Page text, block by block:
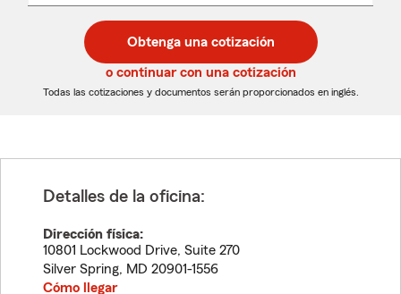
desplegable
de
5
dígitos
de
5
dígitos
Obtenga una cotización
o continuar con una cotización
Todas las cotizaciones y documentos serán proporcionados en inglés.
Detalles de la oficina:
Dirección física:
10801 Lockwood Drive, Suite 270
Silver Spring, MD 20901-1556
Cómo llegar